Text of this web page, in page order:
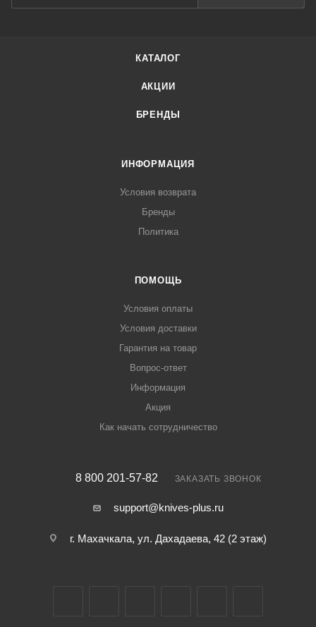
КАТАЛОГ
АКЦИИ
БРЕНДЫ
ИНФОРМАЦИЯ
Условия возврата
Бренды
Политика
ПОМОЩЬ
Условия оплаты
Условия доставки
Гарантия на товар
Вопрос-ответ
Информация
Акция
Как начать сотрудничество
8 800 201-57-82 ЗАКАЗАТЬ ЗВОНОК
support@knives-plus.ru
г. Махачкала, ул. Дахадаева, 42 (2 этаж)